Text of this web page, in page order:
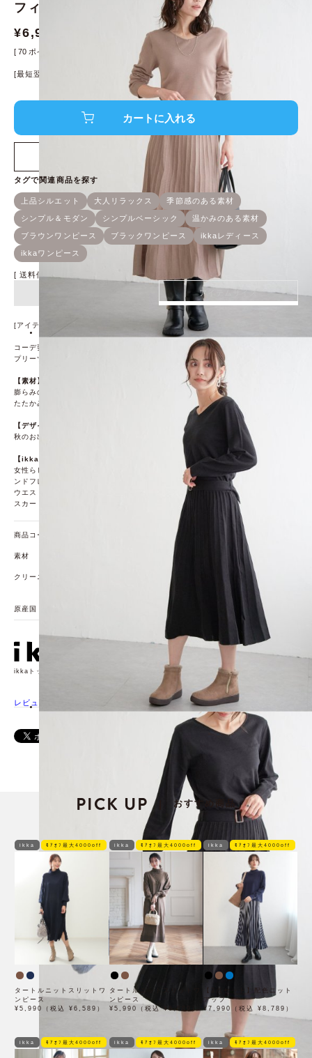
フィット＆フレアニットプリーツワンピース
¥6,990
[ 70 ポイント進呈 ]
[最短翌日発送！] 詳細はこちら
店舗在庫を確認する
送料個別
アイテムサイズ
[アイテム説明]
コーデ要らずでサマになる、大人のお出かけワンピース。
プリーツスカートやウエストベルトなど、細部にこだわっています。
【素材】
膨らみのあるバルキー糸をハイゲージで編むことで、綺麗な見え方ながら軽くあ
たたかみのある風合いが特徴です。
【デザイン】
秋のお出かけに着ていきたいきれいめワンピースです。
【ikkaポイント】
女性らしく柔らかな印象を出してくれる、ウエストにメリハリのあるフィットア
ンドフレアの形のワンピース。
ウエストはゴム仕様でベルトは付属になっています。
スカート部分はプリーツ仕様で歩く度に揺れるひらっと感が素敵。
商品コード
素材 本体:アクリル100% ベルト:アクリル100%
クリーニング方法
手洗い可 ドライクリーニング可（F) ウェットクリーニン
原産国
ikkaトップページ
レビューを書く
PICK UP おすすめ商品
ikka ﾓｱｵﾌ最大4000off
タートルニットスリットワ
ンピース
¥5,990（税込 ¥6,589）
ikka ﾓｱｵﾌ最大4000off
タートルニットスリットワ
ンピース
¥5,990（税込 ¥6,589）
ikka ﾓｱｵﾌ最大4000off
【2点セット】配色ニット
アップ
¥7,990（税込 ¥8,789）
ikka ﾓｱｵﾌ最大4000off ikka ﾓｱｵﾌ最大4000off ikka ﾓｱｵﾌ最大4000off